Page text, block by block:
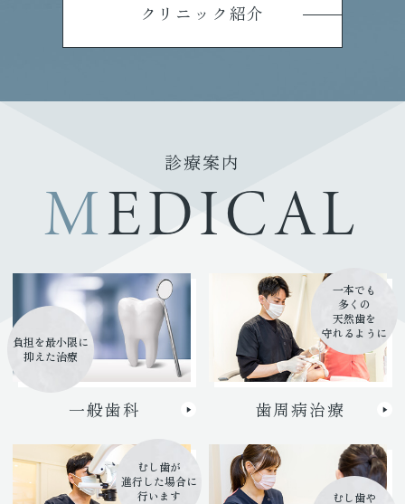
クリニック紹介
診療案内
MEDICAL
負担を最小限に
抑えた治療
一般歯科
一本でも
多くの
天然歯を
守れるように
歯周病治療
むし歯が
進行した場合に
行います
むし歯や